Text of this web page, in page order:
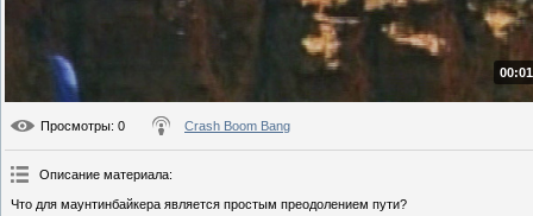
Просмотры: 0 Crash Boom Bang
Описание материала:
Что для маунтинбайкера является простым преодолением пути?